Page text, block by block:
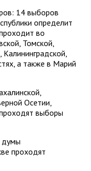
14 выборов
определит
во
Томской,
Калининградской,
а также в Марий
Осетии,
выборы
думы
проходят